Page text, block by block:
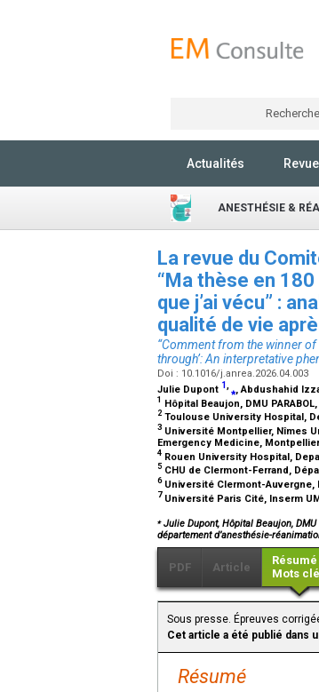
Actualités
ANESTHÉSIE &
La revue du
“Ma thèse en
que j’ai vécu” :
qualité de vie
“Comment from the winner of
through’: An interpretative
Doi : 10.1016/j.anrea.2026.04.003
Julie Dupont 1 ⁎, Abdushahid
1 Hôpital Beaujon, DMU
2 Toulouse University Hospital,
3 Université Montpellier, Nîmes
Emergency Medicine,
4 Rouen University Hospital,
5 CHU de Clermont-Ferrand,
6Université Clermont-Auvergne,
7 Université Paris Cité, Inserm
⁎Julie Dupont, Hôpital Beaujon, DMU
département d’anesthésie-
PDF Article
Résumé
Mots
Sous presse. Épreuves
Cet article a été publié dans
Résumé